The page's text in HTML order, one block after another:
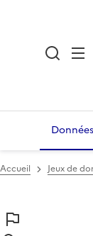
Données
Accueil Jeux de